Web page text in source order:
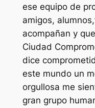
ese equipo de
amigos,
acompañan y
Ciudad
dice
este mundo un
orgullosa me
gran grupo